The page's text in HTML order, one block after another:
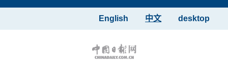
desktop
中文
English